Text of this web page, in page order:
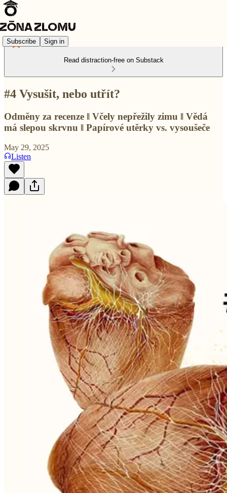
Subscribe Sign in
Read distraction-free on Substack
#4 Vysušit, nebo utřít?
Odměny za recenze ‖ Včely nepřežily zimu ‖ Vědá
má slepou skrvnu ‖ Papírové utěrky vs. vysoušeče
May 29, 2025
Listen